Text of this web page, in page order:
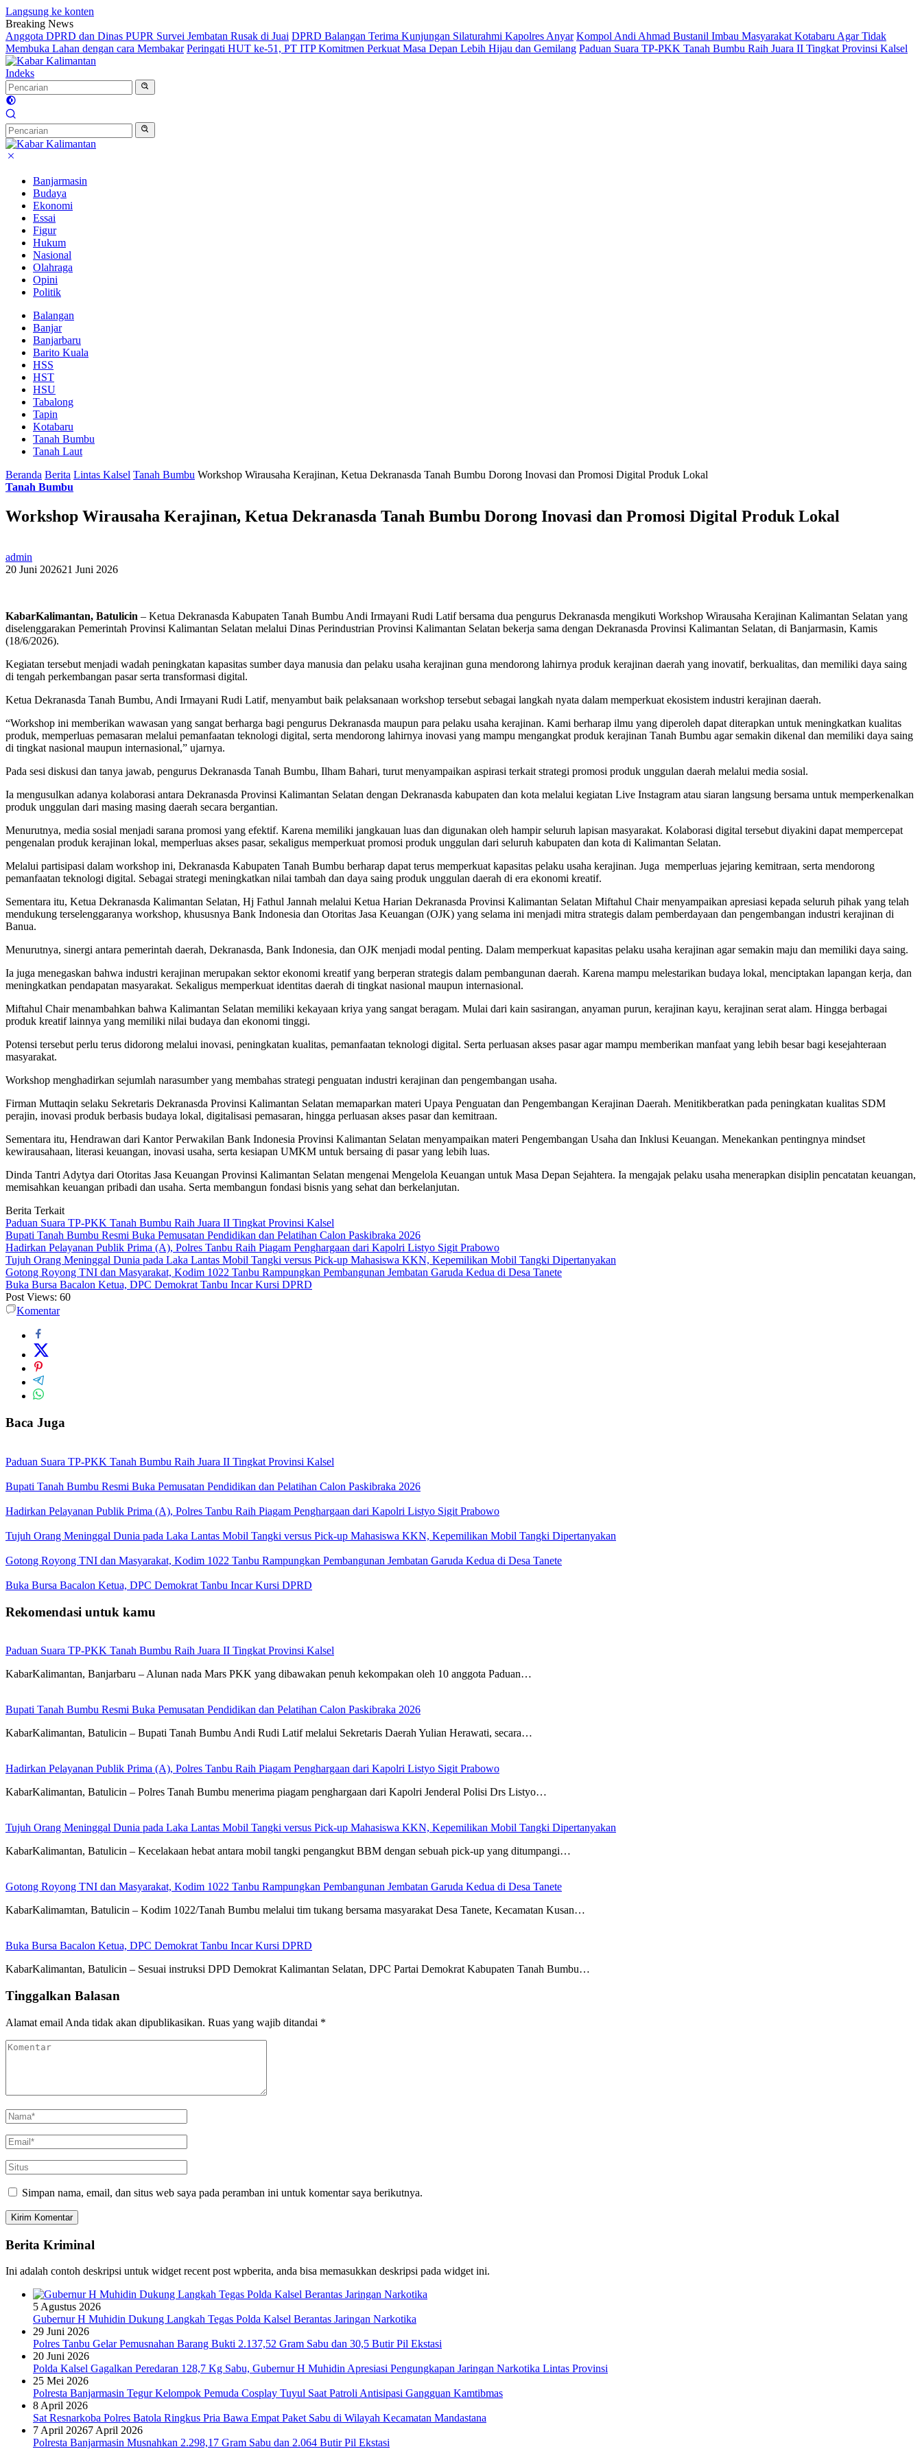
Langsung ke konten
Breaking News
Anggota DPRD dan Dinas PUPR Survei Jembatan Rusak di Juai DPRD Balangan Terima Kunjungan Silaturahmi Kapolres Anyar Kompol Andi Ahmad Bustanil Imbau Masyarakat Kotabaru Agar Tidak
Membuka Lahan dengan cara Membakar Peringati HUT ke-51, PT ITP Komitmen Perkuat Masa Depan Lebih Hijau dan Gemilang Paduan Suara TP-PKK Tanah Bumbu Raih Juara II Tingkat Provinsi Kalsel
Indeks
Banjarmasin
Budaya
Ekonomi
Essai
Figur
Hukum
Nasional
Olahraga
Opini
Politik
Balangan
Banjar
Banjarbaru
Barito Kuala
HSS
HST
HSU
Tabalong
Tapin
Kotabaru
Tanah Bumbu
Tanah Laut
Beranda Berita Lintas Kalsel Tanah Bumbu Workshop Wirausaha Kerajinan, Ketua Dekranasda Tanah Bumbu Dorong Inovasi dan Promosi Digital Produk Lokal
Tanah Bumbu
Workshop Wirausaha Kerajinan, Ketua Dekranasda Tanah Bumbu Dorong Inovasi dan Promosi Digital Produk Lokal
admin
20 Juni 202621 Juni 2026
KabarKalimantan, Batulicin – Ketua Dekranasda Kabupaten Tanah Bumbu Andi Irmayani Rudi Latif bersama dua pengurus Dekranasda mengikuti Workshop Wirausaha Kerajinan Kalimantan Selatan yang
diselenggarakan Pemerintah Provinsi Kalimantan Selatan melalui Dinas Perindustrian Provinsi Kalimantan Selatan bekerja sama dengan Dekranasda Provinsi Kalimantan Selatan, di Banjarmasin, Kamis
(18/6/2026).
Kegiatan tersebut menjadi wadah peningkatan kapasitas sumber daya manusia dan pelaku usaha kerajinan guna mendorong lahirnya produk kerajinan daerah yang inovatif, berkualitas, dan memiliki daya saing
di tengah perkembangan pasar serta transformasi digital.
Ketua Dekranasda Tanah Bumbu, Andi Irmayani Rudi Latif, menyambut baik pelaksanaan workshop tersebut sebagai langkah nyata dalam memperkuat ekosistem industri kerajinan daerah.
“Workshop ini memberikan wawasan yang sangat berharga bagi pengurus Dekranasda maupun para pelaku usaha kerajinan. Kami berharap ilmu yang diperoleh dapat diterapkan untuk meningkatkan kualitas
produk, memperluas pemasaran melalui pemanfaatan teknologi digital, serta mendorong lahirnya inovasi yang mampu mengangkat produk kerajinan Tanah Bumbu agar semakin dikenal dan memiliki daya saing
di tingkat nasional maupun internasional,” ujarnya.
Pada sesi diskusi dan tanya jawab, pengurus Dekranasda Tanah Bumbu, Ilham Bahari, turut menyampaikan aspirasi terkait strategi promosi produk unggulan daerah melalui media sosial.
Ia mengusulkan adanya kolaborasi antara Dekranasda Provinsi Kalimantan Selatan dengan Dekranasda kabupaten dan kota melalui kegiatan Live Instagram atau siaran langsung bersama untuk memperkenalkan
produk unggulan dari masing masing daerah secara bergantian.
Menurutnya, media sosial menjadi sarana promosi yang efektif. Karena memiliki jangkauan luas dan digunakan oleh hampir seluruh lapisan masyarakat. Kolaborasi digital tersebut diyakini dapat mempercepat
pengenalan produk kerajinan lokal, memperluas akses pasar, sekaligus memperkuat promosi produk unggulan dari seluruh kabupaten dan kota di Kalimantan Selatan.
Melalui partisipasi dalam workshop ini, Dekranasda Kabupaten Tanah Bumbu berharap dapat terus memperkuat kapasitas pelaku usaha kerajinan. Juga memperluas jejaring kemitraan, serta mendorong
pemanfaatan teknologi digital. Sebagai strategi meningkatkan nilai tambah dan daya saing produk unggulan daerah di era ekonomi kreatif.
Sementara itu, Ketua Dekranasda Kalimantan Selatan, Hj Fathul Jannah melalui Ketua Harian Dekranasda Provinsi Kalimantan Selatan Miftahul Chair menyampaikan apresiasi kepada seluruh pihak yang telah
mendukung terselenggaranya workshop, khususnya Bank Indonesia dan Otoritas Jasa Keuangan (OJK) yang selama ini menjadi mitra strategis dalam pemberdayaan dan pengembangan industri kerajinan di
Banua.
Menurutnya, sinergi antara pemerintah daerah, Dekranasda, Bank Indonesia, dan OJK menjadi modal penting. Dalam memperkuat kapasitas pelaku usaha kerajinan agar semakin maju dan memiliki daya saing.
Ia juga menegaskan bahwa industri kerajinan merupakan sektor ekonomi kreatif yang berperan strategis dalam pembangunan daerah. Karena mampu melestarikan budaya lokal, menciptakan lapangan kerja, dan
meningkatkan pendapatan masyarakat. Sekaligus memperkuat identitas daerah di tingkat nasional maupun internasional.
Miftahul Chair menambahkan bahwa Kalimantan Selatan memiliki kekayaan kriya yang sangat beragam. Mulai dari kain sasirangan, anyaman purun, kerajinan kayu, kerajinan serat alam. Hingga berbagai
produk kreatif lainnya yang memiliki nilai budaya dan ekonomi tinggi.
Potensi tersebut perlu terus didorong melalui inovasi, peningkatan kualitas, pemanfaatan teknologi digital. Serta perluasan akses pasar agar mampu memberikan manfaat yang lebih besar bagi kesejahteraan
masyarakat.
Workshop menghadirkan sejumlah narasumber yang membahas strategi penguatan industri kerajinan dan pengembangan usaha.
Firman Muttaqin selaku Sekretaris Dekranasda Provinsi Kalimantan Selatan memaparkan materi Upaya Penguatan dan Pengembangan Kerajinan Daerah. Menitikberatkan pada peningkatan kualitas SDM
perajin, inovasi produk berbasis budaya lokal, digitalisasi pemasaran, hingga perluasan akses pasar dan kemitraan.
Sementara itu, Hendrawan dari Kantor Perwakilan Bank Indonesia Provinsi Kalimantan Selatan menyampaikan materi Pengembangan Usaha dan Inklusi Keuangan. Menekankan pentingnya mindset
kewirausahaan, literasi keuangan, inovasi usaha, serta kesiapan UMKM untuk bersaing di pasar yang lebih luas.
Dinda Tantri Adytya dari Otoritas Jasa Keuangan Provinsi Kalimantan Selatan mengenai Mengelola Keuangan untuk Masa Depan Sejahtera. Ia mengajak pelaku usaha menerapkan disiplin pencatatan keuangan,
memisahkan keuangan pribadi dan usaha. Serta membangun fondasi bisnis yang sehat dan berkelanjutan.
Berita Terkait
Paduan Suara TP-PKK Tanah Bumbu Raih Juara II Tingkat Provinsi Kalsel
Bupati Tanah Bumbu Resmi Buka Pemusatan Pendidikan dan Pelatihan Calon Paskibraka 2026
Hadirkan Pelayanan Publik Prima (A), Polres Tanbu Raih Piagam Penghargaan dari Kapolri Listyo Sigit Prabowo
Tujuh Orang Meninggal Dunia pada Laka Lantas Mobil Tangki versus Pick-up Mahasiswa KKN, Kepemilikan Mobil Tangki Dipertanyakan
Gotong Royong TNI dan Masyarakat, Kodim 1022 Tanbu Rampungkan Pembangunan Jembatan Garuda Kedua di Desa Tanete
Buka Bursa Bacalon Ketua, DPC Demokrat Tanbu Incar Kursi DPRD
Post Views: 60
Komentar
Baca Juga
Paduan Suara TP-PKK Tanah Bumbu Raih Juara II Tingkat Provinsi Kalsel
Bupati Tanah Bumbu Resmi Buka Pemusatan Pendidikan dan Pelatihan Calon Paskibraka 2026
Hadirkan Pelayanan Publik Prima (A), Polres Tanbu Raih Piagam Penghargaan dari Kapolri Listyo Sigit Prabowo
Tujuh Orang Meninggal Dunia pada Laka Lantas Mobil Tangki versus Pick-up Mahasiswa KKN, Kepemilikan Mobil Tangki Dipertanyakan
Gotong Royong TNI dan Masyarakat, Kodim 1022 Tanbu Rampungkan Pembangunan Jembatan Garuda Kedua di Desa Tanete
Buka Bursa Bacalon Ketua, DPC Demokrat Tanbu Incar Kursi DPRD
Rekomendasi untuk kamu
Paduan Suara TP-PKK Tanah Bumbu Raih Juara II Tingkat Provinsi Kalsel
KabarKalimantan, Banjarbaru – Alunan nada Mars PKK yang dibawakan penuh kekompakan oleh 10 anggota Paduan…
Bupati Tanah Bumbu Resmi Buka Pemusatan Pendidikan dan Pelatihan Calon Paskibraka 2026
KabarKalimantan, Batulicin – Bupati Tanah Bumbu Andi Rudi Latif melalui Sekretaris Daerah Yulian Herawati, secara…
Hadirkan Pelayanan Publik Prima (A), Polres Tanbu Raih Piagam Penghargaan dari Kapolri Listyo Sigit Prabowo
KabarKalimantan, Batulicin – Polres Tanah Bumbu menerima piagam penghargaan dari Kapolri Jenderal Polisi Drs Listyo…
Tujuh Orang Meninggal Dunia pada Laka Lantas Mobil Tangki versus Pick-up Mahasiswa KKN, Kepemilikan Mobil Tangki Dipertanyakan
KabarKalimantan, Batulicin – Kecelakaan hebat antara mobil tangki pengangkut BBM dengan sebuah pick-up yang ditumpangi…
Gotong Royong TNI dan Masyarakat, Kodim 1022 Tanbu Rampungkan Pembangunan Jembatan Garuda Kedua di Desa Tanete
KabarKalimamtan, Batulicin – Kodim 1022/Tanah Bumbu melalui tim tukang bersama masyarakat Desa Tanete, Kecamatan Kusan…
Buka Bursa Bacalon Ketua, DPC Demokrat Tanbu Incar Kursi DPRD
KabarKalimantan, Batulicin – Sesuai instruksi DPD Demokrat Kalimantan Selatan, DPC Partai Demokrat Kabupaten Tanah Bumbu…
Tinggalkan Balasan
Alamat email Anda tidak akan dipublikasikan. Ruas yang wajib ditandai *
Simpan nama, email, dan situs web saya pada peramban ini untuk komentar saya berikutnya.
Berita Kriminal
Ini adalah contoh deskripsi untuk widget recent post wpberita, anda bisa memasukkan deskripsi pada widget ini.
5 Agustus 2026
Gubernur H Muhidin Dukung Langkah Tegas Polda Kalsel Berantas Jaringan Narkotika
29 Juni 2026
Polres Tanbu Gelar Pemusnahan Barang Bukti 2.137,52 Gram Sabu dan 30,5 Butir Pil Ekstasi
20 Juni 2026
Polda Kalsel Gagalkan Peredaran 128,7 Kg Sabu, Gubernur H Muhidin Apresiasi Pengungkapan Jaringan Narkotika Lintas Provinsi
25 Mei 2026
Polresta Banjarmasin Tegur Kelompok Pemuda Cosplay Tuyul Saat Patroli Antisipasi Gangguan Kamtibmas
8 April 2026
Sat Resnarkoba Polres Batola Ringkus Pria Bawa Empat Paket Sabu di Wilayah Kecamatan Mandastana
7 April 20267 April 2026
Polresta Banjarmasin Musnahkan 2.298,17 Gram Sabu dan 2.064 Butir Pil Ekstasi